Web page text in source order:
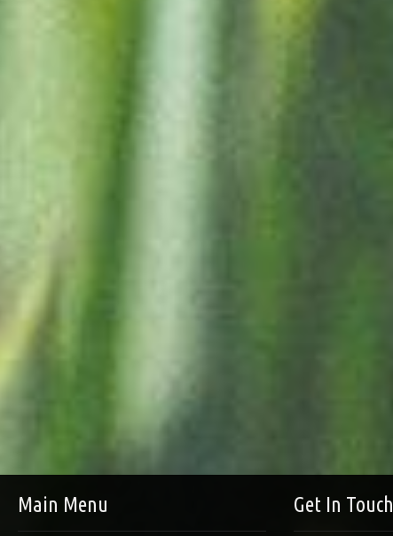
Main Menu Get In Touch